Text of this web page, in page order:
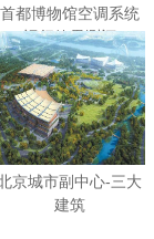
首都博物馆空调系统
运行效果测评
京城市副中心-三大
建筑